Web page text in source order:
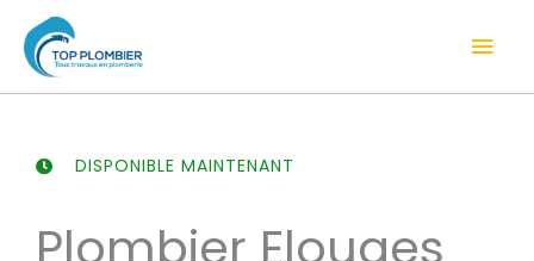
contenu
DISPONIBLE MAINTENANT